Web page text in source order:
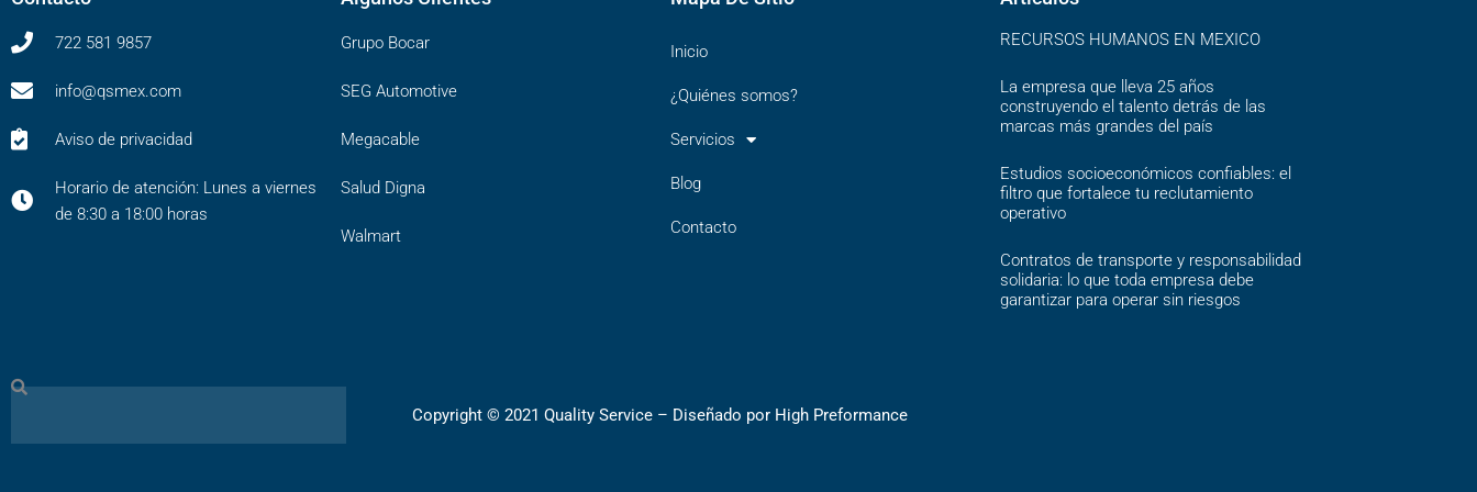
o
o
k
g
a
m
722 581 9857
info@qsmex.com
Aviso de privacidad
Horario de atención: Lunes a viernes
de 8:30 a 18:00 horas
Grupo Bocar
SEG Automotive
Megacable
Salud Digna
Walmart
Inicio
¿Quiénes somos?
Servicios
Blog
Contacto
RECURSOS HUMANOS EN MEXICO
La empresa que lleva 25 años
construyendo el talento detrás de las
marcas más grandes del país
Estudios socioeconómicos confiables: el
filtro que fortalece tu reclutamiento
operativo
Contratos de transporte y responsabilidad
solidaria: lo que toda empresa debe
garantizar para operar sin riesgos
Search
Copyright ©️ 2021 Quality Service – Diseñado por High Preformance